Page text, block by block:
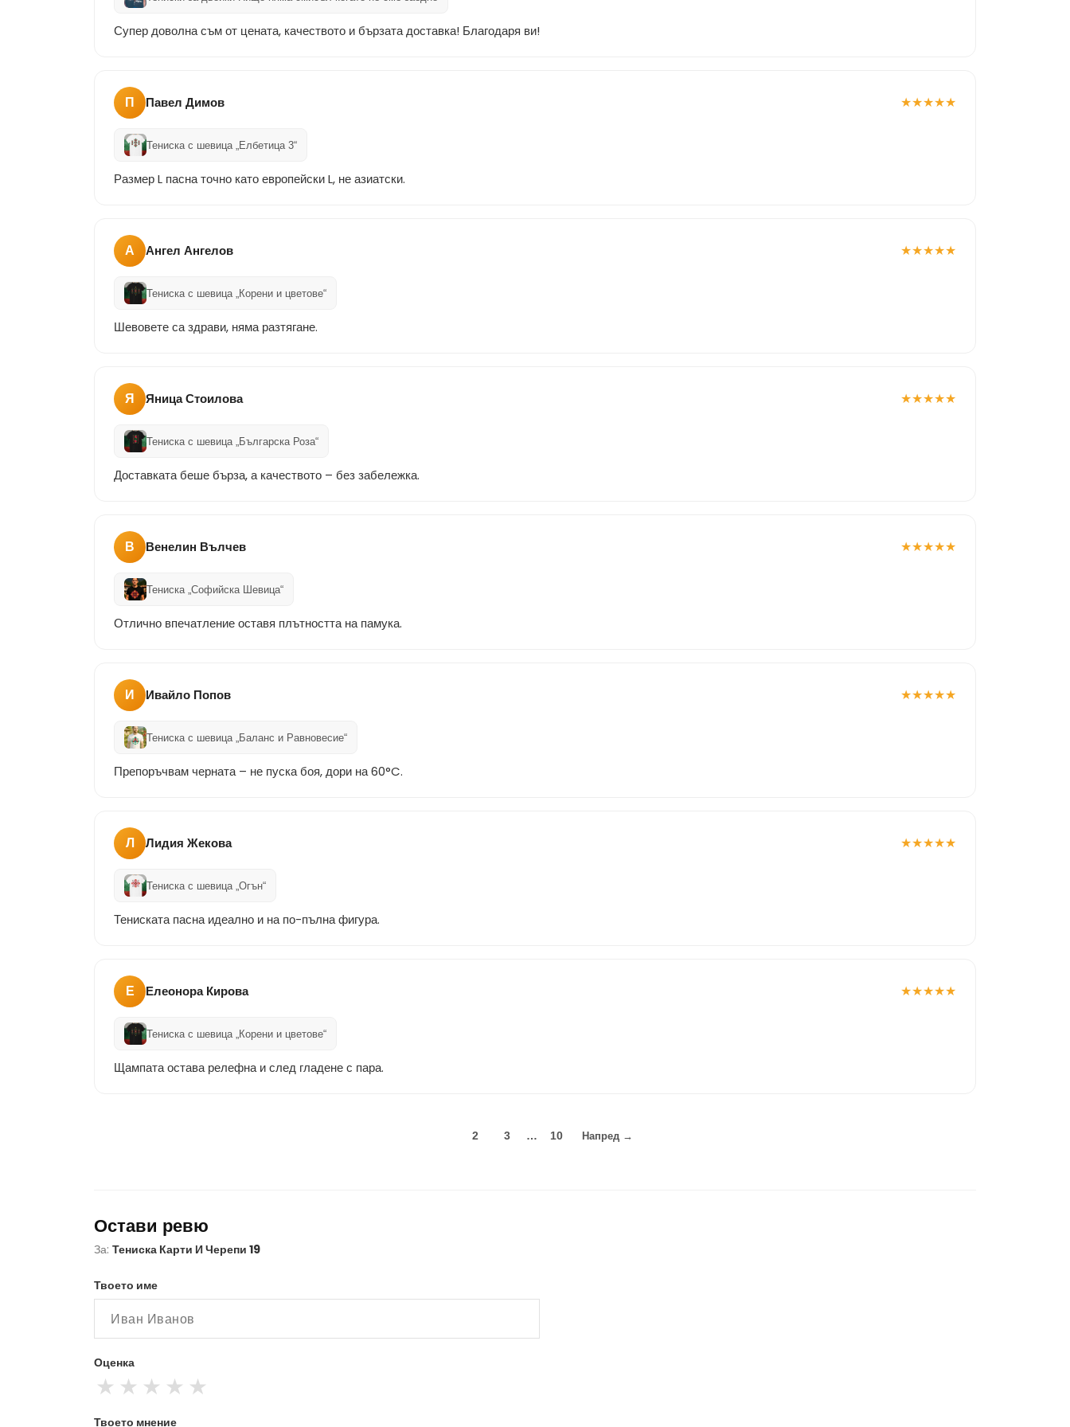
Супер доволна съм от цената, качеството и бързата доставка! Благодаря ви!
П Павел Димов ★★★★★
Тениска с шевица „Елбетица 3“
Размер L пасна точно като европейски L, не азиатски.
А Ангел Ангелов ★★★★★
Тениска с шевица „Корени и цветове“
Шевовете са здрави, няма разтягане.
Я Яница Стоилова ★★★★★
Тениска с шевица „Българска Роза“
Доставката беше бърза, а качеството – без забележка.
В Венелин Вълчев ★★★★★
Тениска „Софийска Шевица“
Отлично впечатление оставя плътността на памука.
И Ивайло Попов ★★★★★
Тениска с шевица „Баланс и Равновесие“
Препоръчвам черната – не пуска боя, дори на 60°C.
Л Лидия Жекова ★★★★★
Тениска с шевица „Огън“
Тениската пасна идеално и на по-пълна фигура.
Е Елеонора Кирова ★★★★★
Тениска с шевица „Корени и цветове“
Щампата остава релефна и след гладене с пара.
2 3 … 10 Напред →
Остави ревю
За: Тениска Карти И Черепи 19
Твоето име
Оценка
★ ★ ★ ★ ★
Твоето мнение